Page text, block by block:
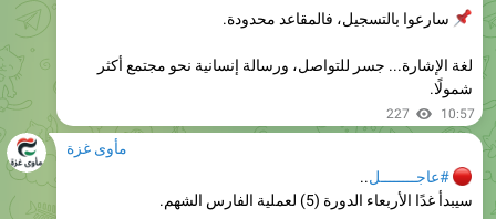
لغة الإشارة... جسر للتواصل، ورسالة إنسانية نحو مجتمع أكثر
227 10:57
#عاجــــــــل..
يُرجى من جميع الأسر تأكيد بياناتها عبر الرابط التالي.